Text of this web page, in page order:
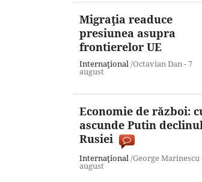
Migraţia readuce
presiunea asupra
frontierelor UE
Internaţional /Octavian Dan -7
august
Economie de război:
ascunde Putin declinul
Rusiei
Internaţional /George Marinescu
august